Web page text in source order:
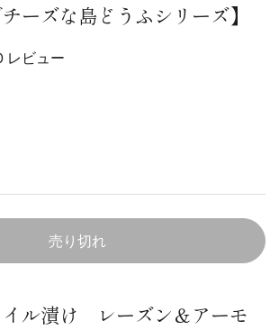
ーズな島どうふシリーズ】
レビュー
売り切れ
イル漬け レーズン＆アーモ